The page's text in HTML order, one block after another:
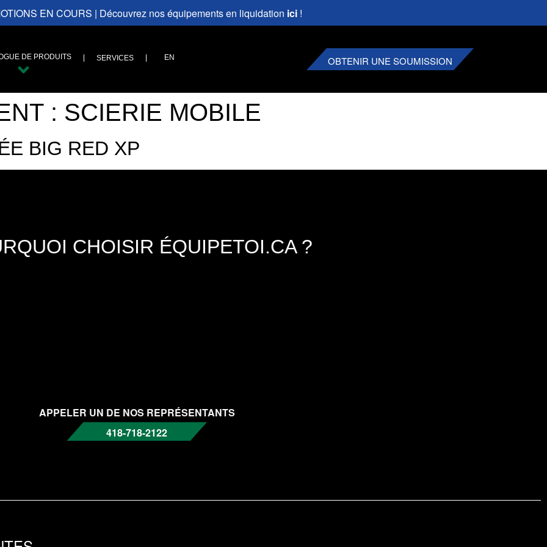
EN COURS | Découvrez nos équipements en liquidation ici !
DE PRODUITS SERVICES EN OBTENIR UNE SOUMISSION
: SCIERIE MOBILE
BIG RED XP
CHOISIR ÉQUIPETOI.CA ?
APPELER UN DE NOS REPRÉSENTANTS
418-718-2122